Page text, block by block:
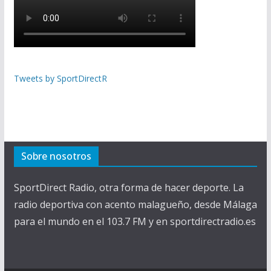
Tweets by SportDirectR
Sobre nosotros
SportDirect Radio, otra forma de hacer deporte. La
radio deportiva con acento malagueño, desde Málaga
para el mundo en el 103.7 FM y en sportdirectradio.es